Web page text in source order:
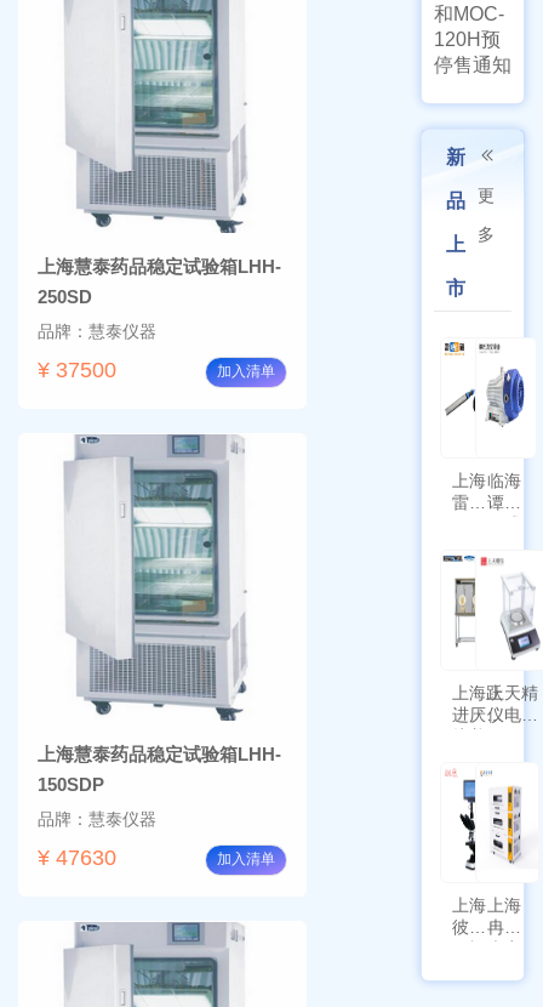
上海慧泰药品稳定试验箱LHH-
250SD
品牌：慧泰仪器
¥ 37500 加入清单
上海慧泰药品稳定试验箱LHH-
150SDP
品牌：慧泰仪器
¥ 47630 加入清单
和MOC-
120H预
停售通知
新
品
上
市
更
多
上海
雷磁
符合
新国
标带
功能
临海
谭氏
干式
泵
SPL-
10
上海跃
进厌氧
培养箱
III-T
上天精
仪电子
带审计
追踪功
能
上海
彼爱
姆视
上海
冉绘
大容